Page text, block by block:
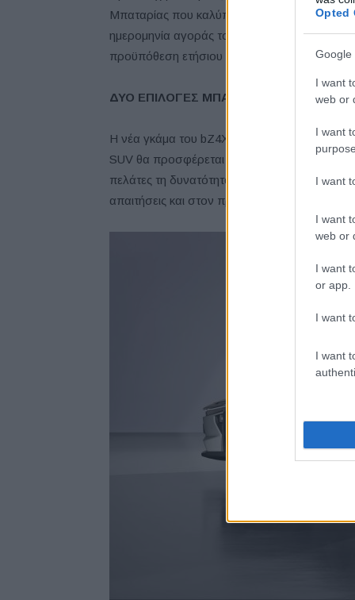
Opted
Google
I want
web or
I want
I want
I want
web or
I want
or app.
I want
I want
Μπαταρίας που καλύπτει τη μπαταρία με
ημερομηνία αγοράς του οχήματος ή έως και
προϋπόθεση ετήσιου ελέγχου της κατάστασης
ΔΥΟ ΕΠΙΛΟΓΕΣ ΜΠΑΤΑΡΙΑΣ
Η νέα γκάμα του bZ4X θα διευρυνθεί με την
SUV θα προσφέρεται τώρα με μπαταρία 57,7
πελάτες τη δυνατότητα να επιλέξουν την
απαιτήσεις και στον προϋπολογισμό τους.